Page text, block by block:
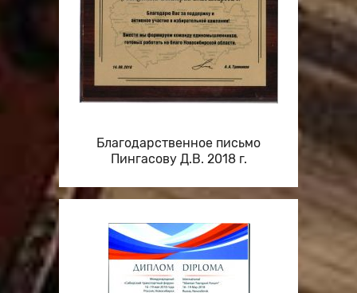
Благодарственное письмо
Пингасову Д.В. 2018 г.